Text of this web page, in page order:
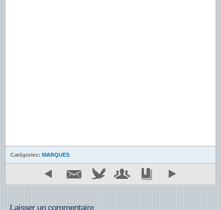
Catégories: MARQUES
Laisser un commentaire